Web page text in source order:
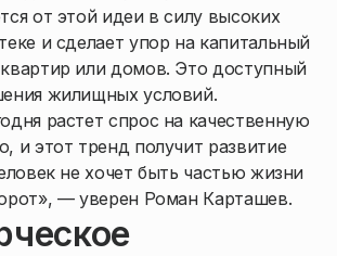
от этой идеи в силу высоких
и сделает упор на капитальный
или домов. Это доступный
жилищных условий.
растет спрос на качественную
и этот тренд получит развитие
не хочет быть частью жизни
— уверен Роман Карташев.